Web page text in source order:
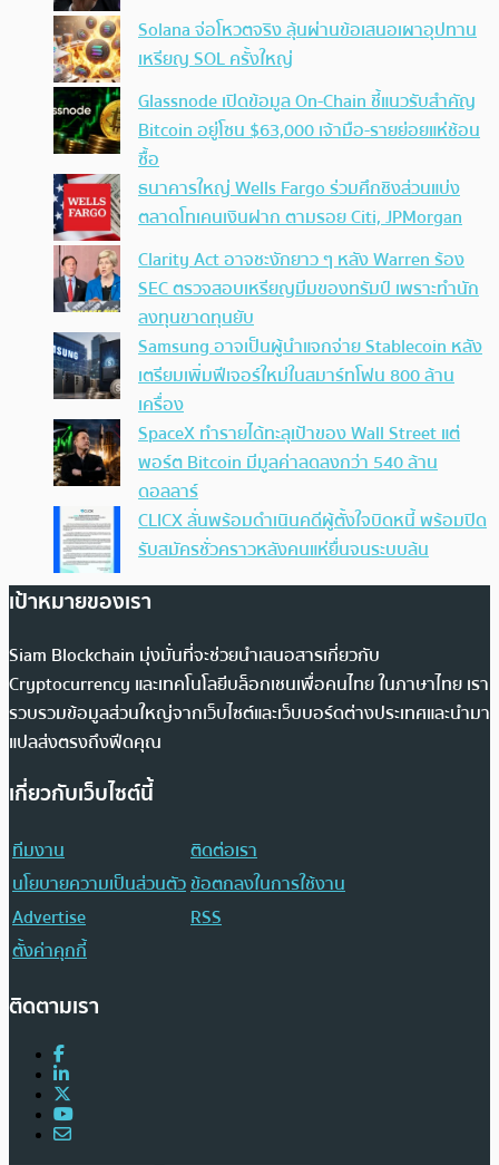
Solana จ่อโหวตจริง ลุ้นผ่านข้อเสนอเผาอุปทาน
เหรียญ SOL ครั้งใหญ่
Glassnode เปิดข้อมูล On-Chain ชี้แนวรับสำคัญ
Bitcoin อยู่โซน $63,000 เจ้ามือ-รายย่อยแห่ช้อน
ซื้อ
ธนาคารใหญ่ Wells Fargo ร่วมศึกชิงส่วนแบ่ง
ตลาดโทเคนเงินฝาก ตามรอย Citi, JPMorgan
Clarity Act อาจชะงักยาว ๆ หลัง Warren ร้อง
SEC ตรวจสอบเหรียญมีมของทรัมป์ เพราะทำนัก
ลงทุนขาดทุนยับ
Samsung อาจเป็นผู้นำแจกจ่าย Stablecoin หลัง
เตรียมเพิ่มฟีเจอร์ใหม่ในสมาร์ทโฟน 800 ล้าน
เครื่อง
SpaceX ทำรายได้ทะลุเป้าของ Wall Street แต่
พอร์ต Bitcoin มีมูลค่าลดลงกว่า 540 ล้าน
ดอลลาร์
CLICX ลั่นพร้อมดำเนินคดีผู้ตั้งใจบิดหนี้ พร้อมปิด
รับสมัครชั่วคราวหลังคนแห่ยื่นจนระบบล้น
เป้าหมายของเรา
Siam Blockchain มุ่งมั่นที่จะช่วยนำเสนอสารเกี่ยวกับ
Cryptocurrency และเทคโนโลยีบล็อกเชนเพื่อคนไทย ในภาษาไทย เรา
รวบรวมข้อมูลส่วนใหญ่จากเว็บไซต์และเว็บบอร์ดต่างประเทศและนำมา
แปลส่งตรงถึงฟีดคุณ
เกี่ยวกับเว็บไซต์นี้
ทีมงาน
ติดต่อเรา
นโยบายความเป็นส่วนตัวข้อตกลงในการใช้งาน
Advertise
RSS
ตั้งค่าคุกกี้
ติดตามเรา